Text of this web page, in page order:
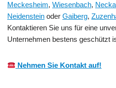
Meckesheim, Wiesenbach,
Neidenstein oder Gaiberg,
Kontaktieren Sie uns für eine
Unternehmen bestens geschützt
Nehmen Sie Kontakt auf!